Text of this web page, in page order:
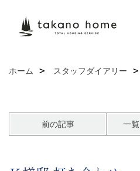
ホーム スタッフダイアリー
前の記事 一覧